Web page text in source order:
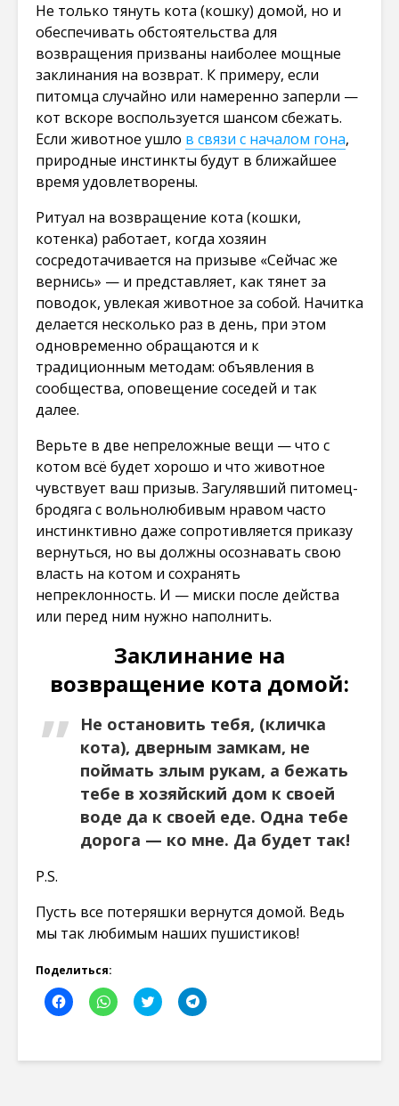
Не только тянуть кота (кошку) домой, но и
обеспечивать обстоятельства для
возвращения призваны наиболее мощные
заклинания на возврат. К примеру, если
питомца случайно или намеренно заперли —
кот вскоре воспользуется шансом сбежать.
Если животное ушло в связи с началом гона,
природные инстинкты будут в ближайшее
время удовлетворены.
Ритуал на возвращение кота (кошки,
котенка) работает, когда хозяин
сосредотачивается на призыве «Сейчас же
вернись» — и представляет, как тянет за
поводок, увлекая животное за собой. Начитка
делается несколько раз в день, при этом
одновременно обращаются и к
традиционным методам: объявления в
сообщества, оповещение соседей и так
далее.
Верьте в две непреложные вещи — что с
котом всё будет хорошо и что животное
чувствует ваш призыв. Загулявший питомец-
бродяга с вольнолюбивым нравом часто
инстинктивно даже сопротивляется приказу
вернуться, но вы должны осознавать свою
власть на котом и сохранять
непреклонность. И — миски после действа
или перед ним нужно наполнить.
Заклинание на
возвращение кота домой:
Не остановить тебя, (кличка
кота), дверным замкам, не
поймать злым рукам, а бежать
тебе в хозяйский дом к своей
воде да к своей еде. Одна тебе
дорога — ко мне. Да будет так!
P.S.
Пусть все потеряшки вернутся домой. Ведь
мы так любимым наших пушистиков!
Поделиться:
Н
а
т
Н
а
т
Н
а
т
Н
а
т